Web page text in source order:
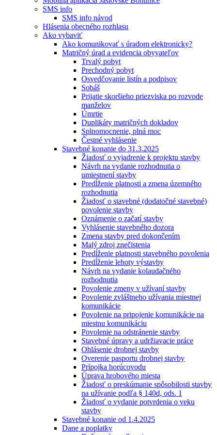
SMS info
SMS info návod
Hlásenia obecného rozhlasu
Ako vybaviť
Ako komunikovať s úradom elektronicky?
Matričný úrad a evidencia obyvateľov
Trvalý pobyt
Prechodný pobyt
Osvedčovanie listín a podpisov
Sobáš
Prijatie skoršieho priezviska po rozvode
manželov
Úmrtie
Duplikáty matričných dokladov
Splnomocnenie, plná moc
Čestné vyhlásenie
Stavebné konanie do 31.3.2025
Žiadosť o vyjadrenie k projektu stavby
Návrh na vydanie rozhodnutia o
umiestnení stavby
Predĺženie platnosti a zmena územného
rozhodnutia
Žiadosť o stavebné (dodatočné stavebné)
povolenie stavby
Oznámenie o začatí stavby
Vyhlásenie stavebného dozora
Zmena stavby pred dokončením
Malý zdroj znečistenia
Predĺženie platnosti stavebného povolenia
Predĺženie lehoty výstavby
Návrh na vydanie kolaudačného
rozhodnutia
Povolenie zmeny v užívaní stavby
Povolenie zvláštneho užívania miestnej
komunikácie
Povolenie na pripojenie komunikácie na
miestnu komunikáciu
Povolenie na odstránenie stavby
Stavebné úpravy a udržiavacie práce
Ohlásenie drobnej stavby
Overenie pasportu drobnej stavby
Prípojka horúcovodu
Úprava hrobového miesta
Žiadosť o preskúmanie spôsobilosti stavby
na užívanie podľa § 140d, ods. 1
Žiadosť o vydanie potvrdenia o veku
stavby
Stavebné konanie od 1.4.2025
Dane a poplatky